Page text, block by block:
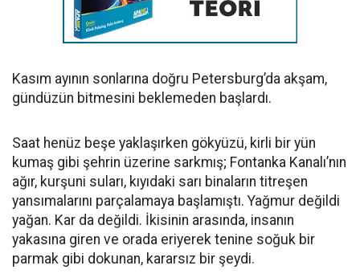
Kasım ayının sonlarına doğru Petersburg’da akşam,
gündüzün bitmesini beklemeden başlardı.
Saat henüz beşe yaklaşırken gökyüzü, kirli bir yün
kumaş gibi şehrin üzerine sarkmış; Fontanka Kanalı’nın
ağır, kurşuni suları, kıyıdaki sarı binaların titreşen
yansımalarını parçalamaya başlamıştı. Yağmur değildi
yağan. Kar da değildi. İkisinin arasında, insanın
yakasına giren ve orada eriyerek tenine soğuk bir
parmak gibi dokunan, kararsız bir şeydi.